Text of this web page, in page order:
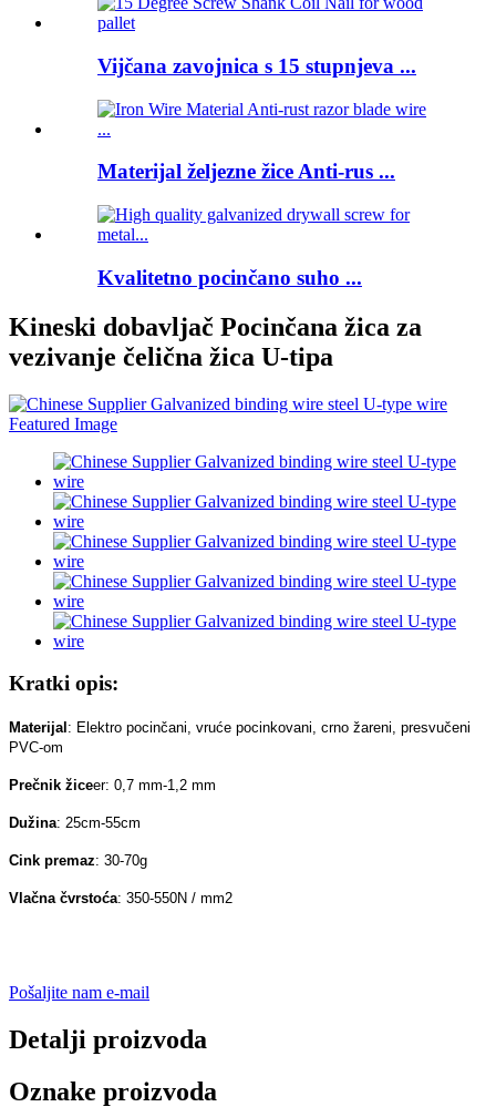
Vijčana zavojnica s 15 stupnjeva ...
Materijal željezne žice Anti-rus ...
Kvalitetno pocinčano suho ...
Kineski dobavljač Pocinčana žica za
vezivanje čelična žica U-tipa
Kratki opis:
Materijal : Elektro pocinčani, vruće pocinkovani, crno žareni, presvučeni
PVC-om
Prečnik žiceer: 0,7 mm-1,2 mm
Dužina: 25cm-55cm
Cink premaz: 30-70g
Vlačna čvrstoća: 350-550N / mm2
Pošaljite nam e-mail
Detalji proizvoda
Oznake proizvoda